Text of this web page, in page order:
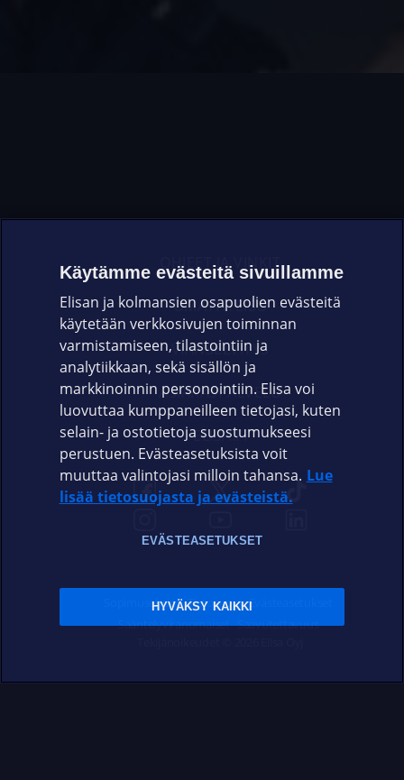
OHJEET JA VINKIT
OMAYHTEISÖ
VIANSELVITYS
ASIAKASPALVELU
ELISA.FI
Sopimusehdot Tietosuoja Evästeasetukset
Sääntelyviranomaiset Saavutettavuus
Käytämme evästeitä sivuillamme
Elisan ja kolmansien osapuolien evästeitä
käytetään verkkosivujen toiminnan
varmistamiseen, tilastointiin ja
analytiikkaan, sekä sisällön ja
markkinoinnin personointiin. Elisa voi
luovuttaa kumppaneilleen tietojasi, kuten
selain- ja ostotietoja suostumukseesi
perustuen. Evästeasetuksista voit
muuttaa valintojasi milloin tahansa. Lue
lisää tietosuojasta ja evästeistä.
EVÄSTEASETUKSET
HYVÄKSY KAIKKI